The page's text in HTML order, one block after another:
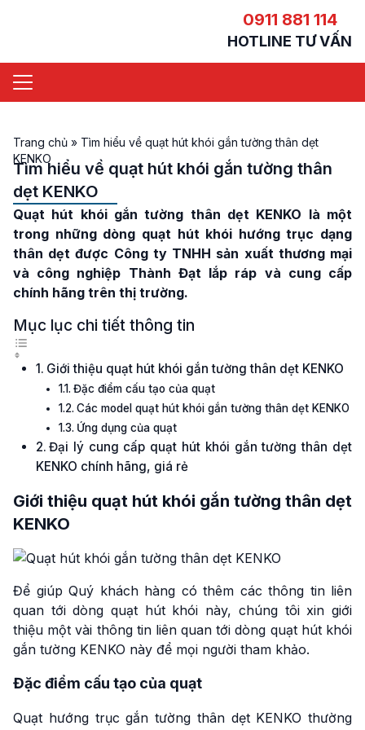
0911 881 114
HOTLINE TƯ VẤN
Trang chủ » Tìm hiểu về quạt hút khói gắn tường thân dẹt
KENKO
Tìm hiểu về quạt hút khói gắn tường thân
dẹt KENKO
Quạt hút khói gắn tường thân dẹt KENKO là một
trong những dòng quạt hút khói hướng trục dạng
thân dẹt được Công ty TNHH sản xuất thương mại
và công nghiệp Thành Đạt lắp ráp và cung cấp
chính hãng trên thị trường.
Mục lục chi tiết thông tin
Giới thiệu quạt hút khói gắn tường thân dẹt KENKO
Đặc điểm cấu tạo của quạt
Các model quạt hút khói gắn tường thân dẹt KENKO
Ứng dụng của quạt
Đại lý cung cấp quạt hút khói gắn tường thân dẹt
KENKO chính hãng, giá rẻ
Giới thiệu quạt hút khói gắn tường thân dẹt
KENKO
Để giúp Quý khách hàng có thêm các thông tin liên
quan tới dòng quạt hút khói này, chúng tôi xin giới
thiệu một vài thông tin liên quan tới dòng quạt hút khói
gắn tường KENKO này để mọi người tham khảo.
Đặc điểm cấu tạo của quạt
Quạt hướng trục gắn tường thân dẹt KENKO thường